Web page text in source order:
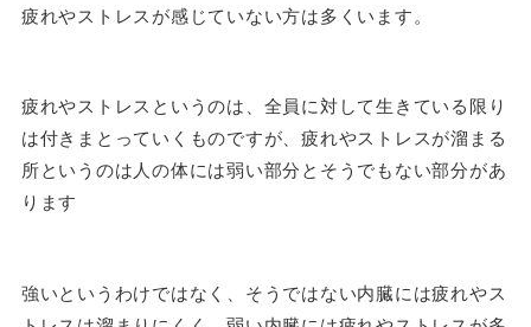
疲れやストレスが感じていない方は多くいます。
疲れやストレスというのは、全員に対して生きている限り
は付きまとっていくものですが、疲れやストレスが溜まる
所というのは人の体には弱い部分とそうでもない部分があ
ります
強いというわけではなく、そうではない内臓には疲れやス